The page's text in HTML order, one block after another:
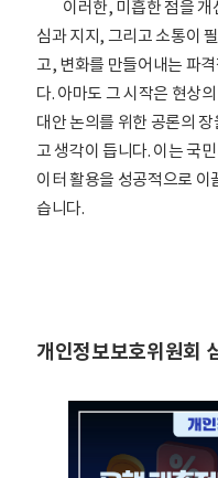
이러한, 미흡한 점을
심과 지지, 그리고 소통이
고, 변화를 만들어내는 파
다. 아마도 그 시작은 현상
대안 논의를 위한 공론의
고 생각이 듭니다. 이는 국
이터 활용을 성공적으로 이
습니다.
개인정보보호위원회